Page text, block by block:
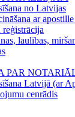
no Latvijas
ar
laulības,
PAR
Latvijā (ar
cenrādis